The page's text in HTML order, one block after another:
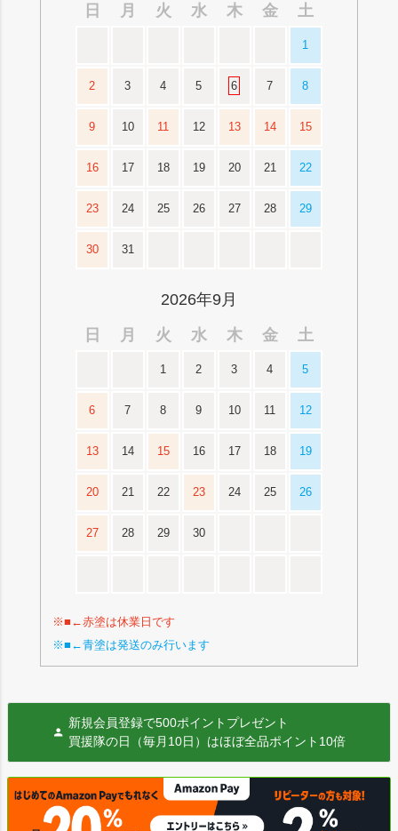
日
月 火 水 木 金 土
1
2 3 4 5 6 7 8
9 10 11 12 13 14 15
16 17 18 19 20 21 22
23 24 25 26 27 28 29
30 31
2026年9月
日
月 火 水 木 金 土
1 2 3 4 5
6 7 8 9 10 11 12
13 14 15 16 17 18 19
20 21 22 23 24 25 26
27 28 29 30
※■←赤塗は休業日です
※■←青塗は発送のみ行います
新規会員登録で500ポイントプレゼント
買援隊の日（毎月10日）はほぼ全品ポイント10倍